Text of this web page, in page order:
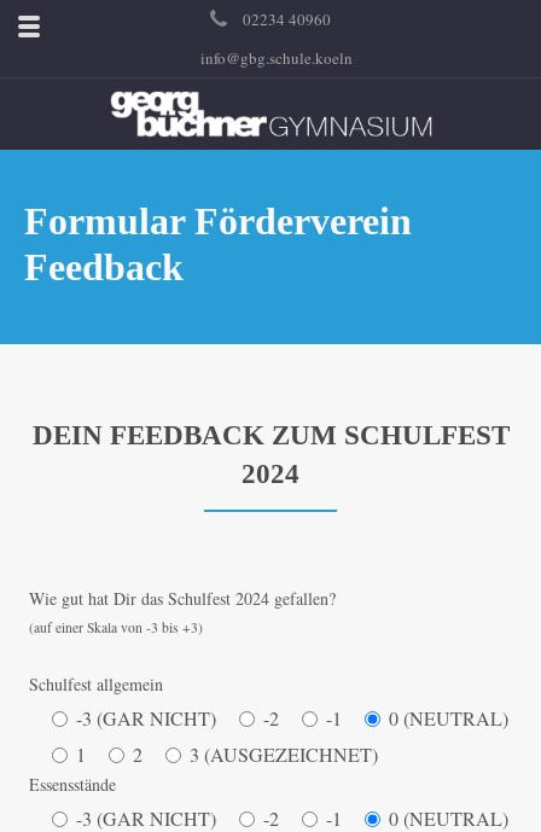
02234 40960
info@gbg.schule.koeln
Formular Förderverein
Feedback
DEIN FEEDBACK ZUM SCHULFEST
2024
Wie gut hat Dir das Schulfest 2024 gefallen?
(auf einer Skala von -3 bis +3)
Schulfest allgemein
-3 (GAR NICHT) -2 -1
0 (NEUTRAL)
1
2 3 (AUSGEZEICHNET)
Essensstände
-3 (GAR NICHT) -2 -1
0 (NEUTRAL)